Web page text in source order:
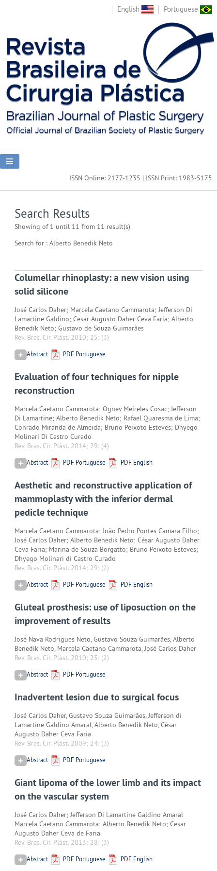
English Portuguese
ISSN Online: 2177-1235 | ISSN Print: 1983-5175
Search Results
Showing of 1 until 11 from 11 result(s)
Search for : Alberto Benedik Neto
Columellar rhinoplasty: a new vision using
solid silicone
José Carlos Daher; Marcela Caetano Cammarota; Jefferson Di
Lamartine Galdino; Cesar Augusto Daher Ceva Faria; Alberto
Benedik Neto; Gustavo de Souza Guimarães
Rev. Bras. Cir. Plást. 2010; 25: (3)
Abstract PDF Portuguese
Evaluation of four techniques for nipple
reconstruction
Marcela Caetano Cammarota; Ognev Meireles Cosac; Jefferson
Di Lamartine; Alberto Benedik Neto; Rafael Quaresma de Lima;
Conrado Miranda de Almeida; Bruno Peixoto Esteves; Dhyego
Molinari Di Castro Curado
Rev. Bras. Cir. Plást. 2014; 29: (4)
Abstract PDF Portuguese PDF English
Aesthetic and reconstructive application of
mammoplasty with the inferior dermal
pedicle technique
Marcela Caetano Cammarota; João Pedro Pontes Camara Filho;
José Carlos Daher; Alberto Benedik Neto; César Augusto Daher
Ceva Faria; Marina de Souza Borgatto; Bruno Peixoto Esteves;
Dhyego Molinari di Castro Curado
Rev. Bras. Cir. Plást. 2014; 29: (2)
Abstract PDF Portuguese PDF English
Gluteal prosthesis: use of liposuction on the
improvement of results
José Nava Rodrigues Neto, Gustavo Souza Guimarães, Alberto
Benedik Neto, Marcela Caetano Cammarota, José Carlos Daher
Rev. Bras. Cir. Plást. 2010; 25: (2)
Abstract PDF Portuguese
Inadvertent lesion due to surgical focus
José Carlos Daher, Gustavo Souza Guimarães, Jefferson di
Lamartine Galdino Amaral, Alberto Benedik Neto, César
Augusto Daher Ceva Faria
Rev. Bras. Cir. Plást. 2009; 24: (3)
Abstract PDF Portuguese
Giant lipoma of the lower limb and its impact
on the vascular system
José Carlos Daher; Jefferson Di Lamartine Galdino Amaral
Marcela Caetano Cammarota; Alberto Benedik Neto; Cesar
Augusto Daher Ceva de Faria
Rev. Bras. Cir. Plást. 2013; 28: (3)
Abstract PDF Portuguese PDF English